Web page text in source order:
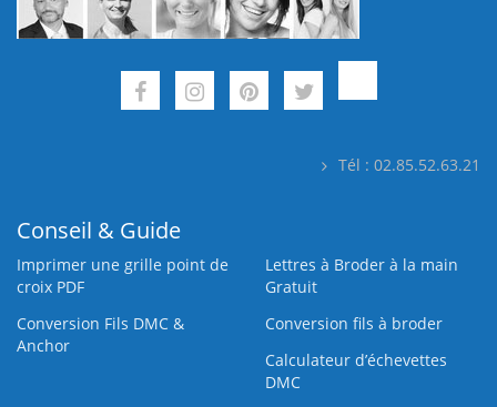
Tél : 02.85.52.63.21
Conseil & Guide
Imprimer une grille point de
croix PDF
Lettres à Broder à la main
Gratuit
Conversion Fils DMC &
Anchor
Conversion fils à broder
Calculateur d’échevettes
DMC